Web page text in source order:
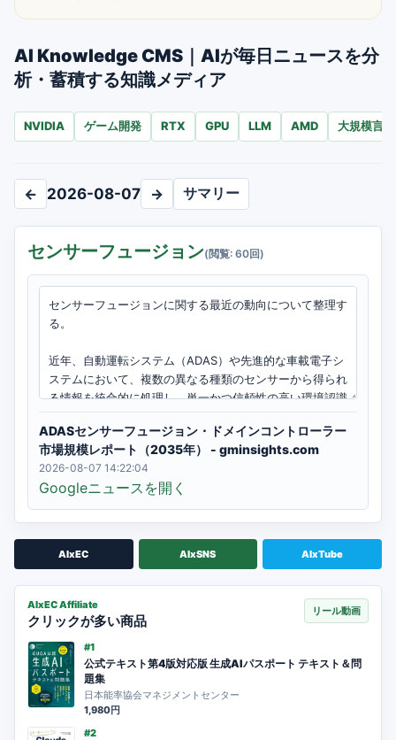
AI Knowledge CMS｜AIが毎日ニュースを分
析・蓄積する知識メディア
NVIDIA ゲーム開発 RTX GPU LLM AMD 大規模言
← 2026-08-07 → サマリー
センサーフュージョン(閲覧: 60回)
ADASセンサーフュージョン・ドメインコントローラー
市場規模レポート（2035年） - gminsights.com
2026-08-07 14:22:04
Googleニュースを開く
AIxEC AIxSNS AIxTube
AIxEC Affiliate
クリックが多い商品
リール動画
#1
公式テキスト第4版対応版 生成AIパスポート テキスト＆問
題集
日本能率協会マネジメントセンター
1,980円
#2